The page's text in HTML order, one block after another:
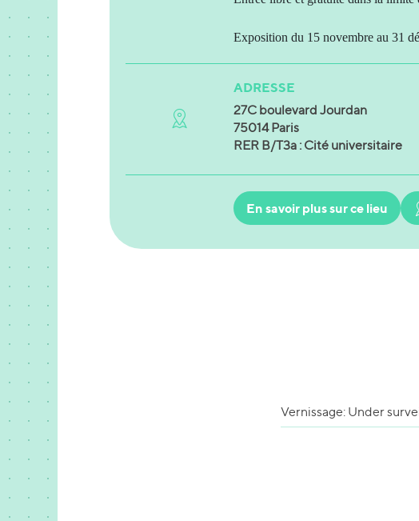
Exposition du 15 novembre au 31
ADRESSE
27C boulevard Jourdan
75014 Paris
RER B/T3a : Cité universitaire
En savoir plus sur ce lieu
Vernissage: Under